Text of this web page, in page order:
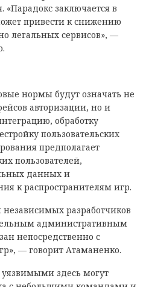
«Парадокс заключается в
привести к снижению
легальных сервисов», —
нормы будут означать не
авторизации, но и
обработку
пользовательских
предполагает
пользователей,
данных и
к распространителям игр.
разработчиков
административным
непосредственно с
— говорит Атаманенко.
здесь могут